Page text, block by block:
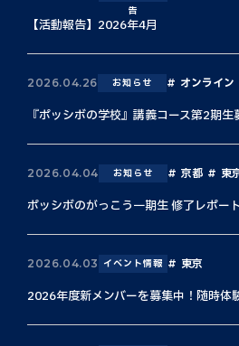
告
【活動報告】2026年4月
2026.04.26 お知らせ オンライン
『ポッシボの学校』講義コース第2期生
2026.04.04 お知らせ 京都 東
ポッシボのがっこう一期生 修了レポー
2026.04.03 イベント情報 東京
2026年度新メンバーを募集中！随時体